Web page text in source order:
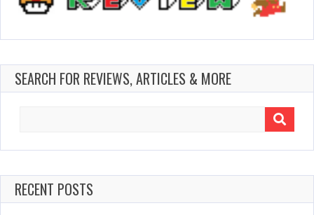
SEARCH FOR REVIEWS, ARTICLES & MORE
RECENT POSTS